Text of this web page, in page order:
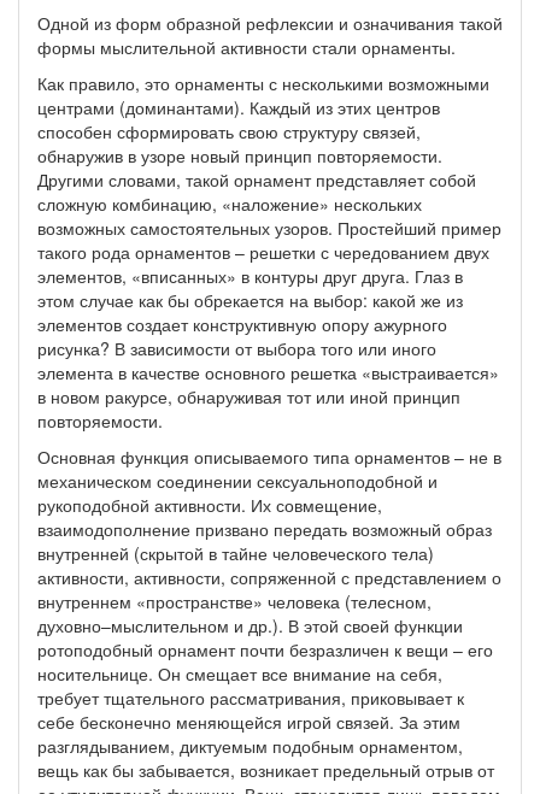
Одной из форм образной рефлексии и означивания такой
формы мыслительной активности стали орнаменты.
Как правило, это орнаменты с несколькими возможными
центрами (доминантами). Каждый из этих центров
способен сформировать свою структуру связей,
обнаружив в узоре новый принцип повторяемости.
Другими словами, такой орнамент представляет собой
сложную комбинацию, «наложение» нескольких
возможных самостоятельных узоров. Простейший пример
такого рода орнаментов – решетки с чередованием двух
элементов, «вписанных» в контуры друг друга. Глаз в
этом случае как бы обрекается на выбор: какой же из
элементов создает конструктивную опору ажурного
рисунка? В зависимости от выбора того или иного
элемента в качестве основного решетка «выстраивается»
в новом ракурсе, обнаруживая тот или иной принцип
повторяемости.
Основная функция описываемого типа орнаментов – не в
механическом соединении сексуальноподобной и
рукоподобной активности. Их совмещение,
взаимодополнение призвано передать возможный образ
внутренней (скрытой в тайне человеческого тела)
активности, активности, сопряженной с представлением о
внутреннем «пространстве» человека (телесном,
духовно–мыслительном и др.). В этой своей функции
ротоподобный орнамент почти безразличен к вещи – его
носительнице. Он смещает все внимание на себя,
требует тщательного рассматривания, приковывает к
себе бесконечно меняющейся игрой связей. За этим
разглядыванием, диктуемым подобным орнаментом,
вещь как бы забывается, возникает предельный отрыв от